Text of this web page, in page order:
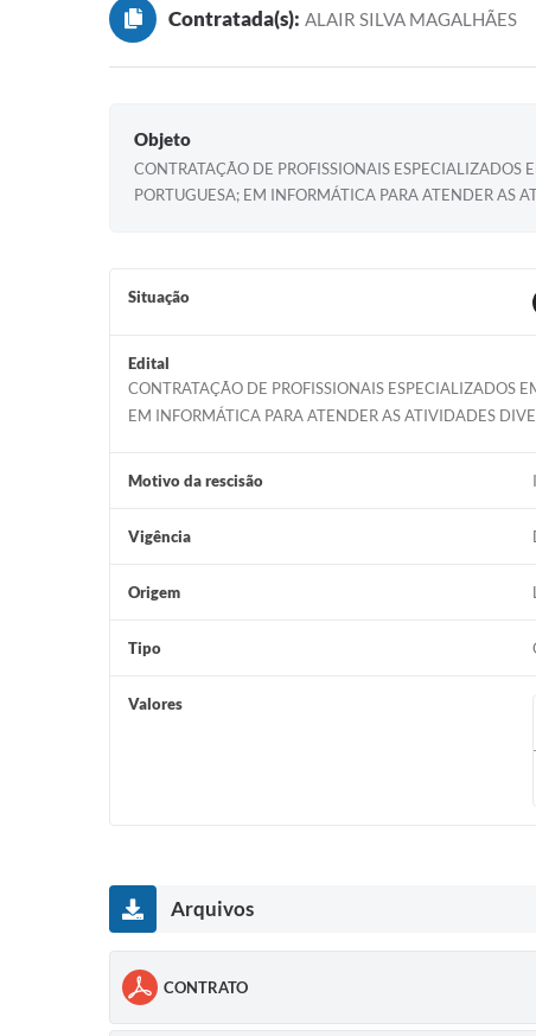
Contratada(s): ALAIR SILVA MAGALHÃES
Objeto
CONTRATAÇÃO DE PROFISSIONAIS
PORTUGUESA; EM INFORMÁTICA PARA ATENDER AS
Situação
Edital
CONTRATAÇÃO DE PROFISSIONAIS ESPECIALIZADOS
EM INFORMÁTICA PARA ATENDER AS ATIVIDADES
Motivo da rescisão
Vigência
Origem
Tipo
Valores
Arquivos
CONTRATO